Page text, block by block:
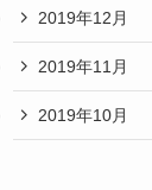
2019年12月
2019年11月
2019年10月